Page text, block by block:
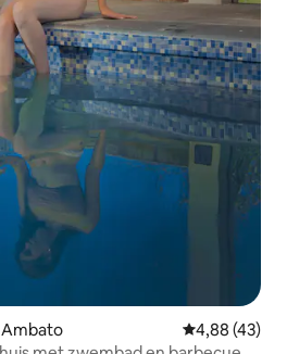
Ambato Gemiddelde
4,88 (43)